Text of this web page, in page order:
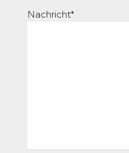
Nachricht*